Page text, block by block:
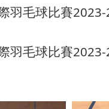
羽毛球比賽
羽毛球比賽